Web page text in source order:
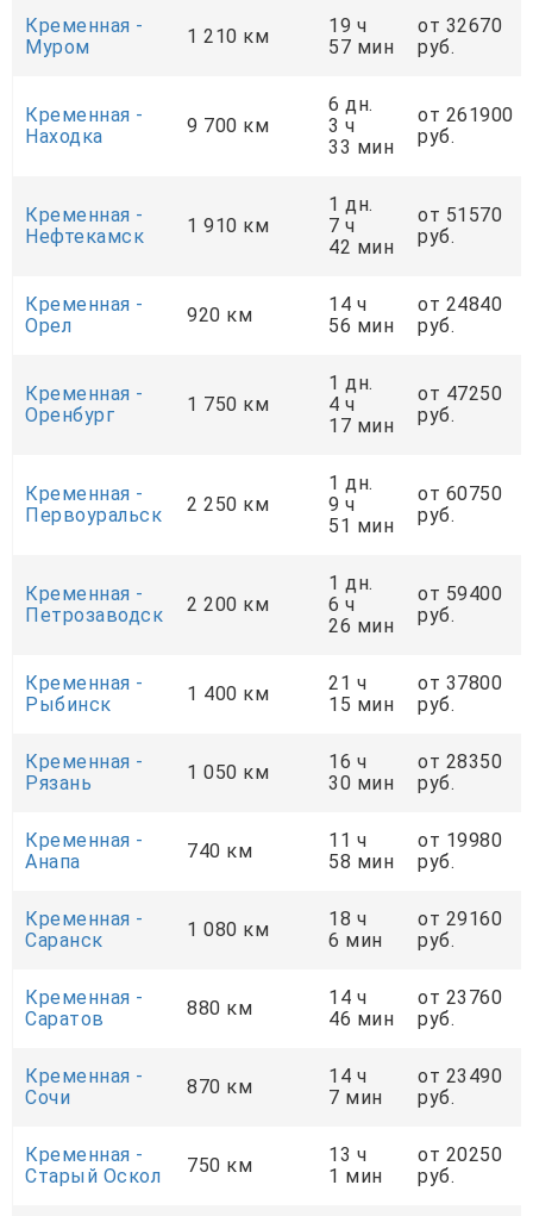
Кременная -
Муром
1 210 км
19 ч
57 мин
от 32670
руб.
Кременная -
Находка
9 700 км
6 дн.
3 ч
33 мин
от 261900
руб.
Кременная -
Нефтекамск
1 910 км
1 дн.
7 ч
42 мин
от 51570
руб.
Кременная -
Орел
920 км
14 ч
56 мин
от 24840
руб.
Кременная -
Оренбург
1 750 км
1 дн.
4 ч
17 мин
от 47250
руб.
Кременная -
Первоуральск
2 250 км
1 дн.
9 ч
51 мин
от 60750
руб.
Кременная -
Петрозаводск
2 200 км
1 дн.
6 ч
26 мин
от 59400
руб.
Кременная -
Рыбинск
1 400 км
21 ч
15 мин
от 37800
руб.
Кременная -
Рязань
1 050 км
16 ч
30 мин
от 28350
руб.
Кременная -
Анапа
740 км
11 ч
58 мин
от 19980
руб.
Кременная -
Саранск
1 080 км
18 ч
6 мин
от 29160
руб.
Кременная -
Саратов
880 км
14 ч
46 мин
от 23760
руб.
Кременная -
Сочи
870 км
14 ч
7 мин
от 23490
руб.
Кременная -
Старый Оскол
750 км
13 ч
1 мин
от 20250
руб.